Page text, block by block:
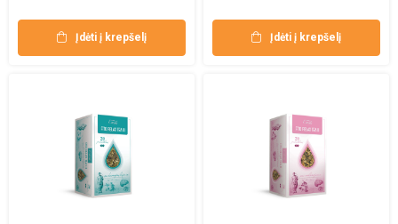
Įdėti į krepšelį Įdėti į krepšelį